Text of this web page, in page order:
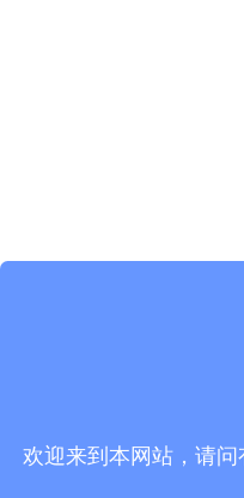
欢迎来到本网站，请问